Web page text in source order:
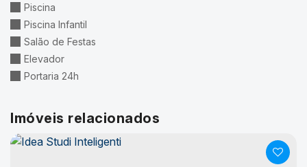
Piscina
Piscina Infantil
Salão de Festas
Elevador
Portaria 24h
Imóveis relacionados